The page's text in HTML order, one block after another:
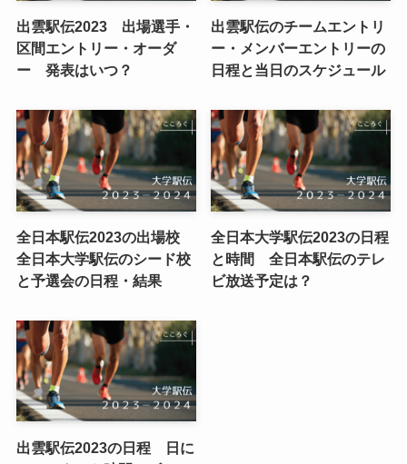
出雲駅伝2023 出場選手・
区間エントリー・オーダ
ー 発表はいつ？
出雲駅伝のチームエントリ
ー・メンバーエントリーの
日程と当日のスケジュール
全日本駅伝2023の出場校
全日本大学駅伝のシード校
と予選会の日程・結果
全日本大学駅伝2023の日程
と時間 全日本駅伝のテレ
ビ放送予定は？
出雲駅伝2023の日程 日に